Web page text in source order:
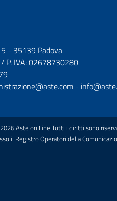
5 - 35139 Padova
/ P. IVA: 02678730280
-
Aste on Line Tutti i diritti sono
il Registro Operatori della